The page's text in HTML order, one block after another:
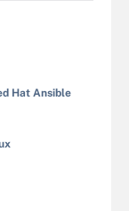
Hat Ansible